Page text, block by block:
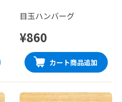
目玉ハンバーグ
¥860
カート商品追加